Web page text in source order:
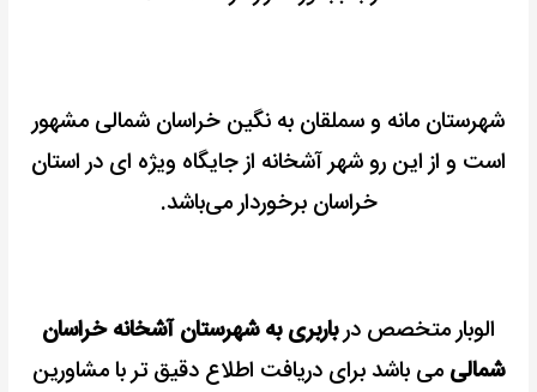
شهرستان مانه و سملقان به نگین خراسان شمالی مشهور
است و از این رو شهر آشخانه از جایگاه ویژه‌ ای در استان
خراسان برخوردار می‌باشد.
الوبار متخصص درباربری به شهرستان آشخانه خراسان
شمالی می باشد برای دریافت اطلاع دقیق تر با مشاورین